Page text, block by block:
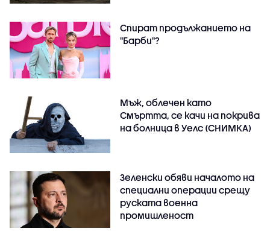
Спират продължанието на
"Барби"?
Мъж, облечен като
Смъртта, се качи на покрива
на болница в Уелс (СНИМКА)
Зеленски обяви началото на
специални операции срещу
руската военна
промишленост